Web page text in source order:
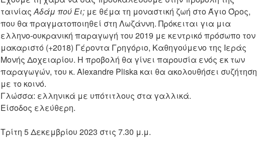
ταινίαςΑδάμ πού Ει; με θέμα τη μοναστική ζωή στο Άγιο Όρος,
που θα πραγματοποιηθεί στη Λωζάννη. Πρόκειται για μια
ελληνο-ουκρανική παραγωγή του 2019 με κεντρικό πρόσωπο τον
μακαριστό (+2018) Γέροντα Γρηγόριο, Καθηγούμενο της Ιεράς
Μονής Δοχειαρίου. Η προβολή θα γίνει παρουσία ενός εκ των
παραγωγών, του κ. Alexandre Pliska και θα ακολουθήσει συζήτηση
με το κοινό.
Γλώσσα: ελληνικά με υπότιτλους στα γαλλικά.
Είσοδος ελεύθερη.
Τρίτη 5 Δεκεμβρίου 2023 στις 7.30 μ.μ.